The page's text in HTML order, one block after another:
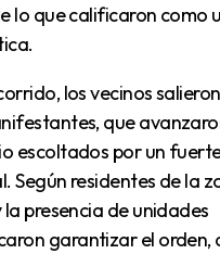
lo que calificaron como
que
escoltados por un
Según residentes de la
presencia de unidades
garantizar el orden,